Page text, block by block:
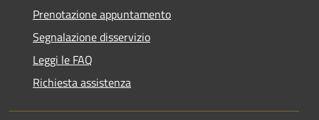
Prenotazione appuntamento
Segnalazione disservizio
Leggi le FAQ
Richiesta assistenza